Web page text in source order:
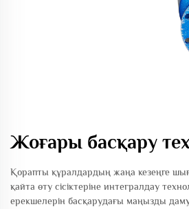
Жоғары басқару
Қорапты құралдардың жаңа кезеңге
қайта өту сісіктеріне интегралдау
ерекшелерін басқарудағы маңызды